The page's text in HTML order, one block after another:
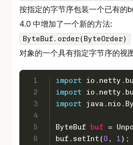
按指定的字节序包装一个已有的
4.0 中增加了一个新的方法:
ByteBuf.order(ByteOrder)
对象的一个具有指定字节序的视
1
2
3
4
5
6
import
import
import
ByteBuf buf =
buf.setInt(0 , 1);